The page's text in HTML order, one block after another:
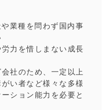
業種を問わず国内事
力を惜しまない成長
社のため、一定以上
い者など様々な多様
ション能力を必要と